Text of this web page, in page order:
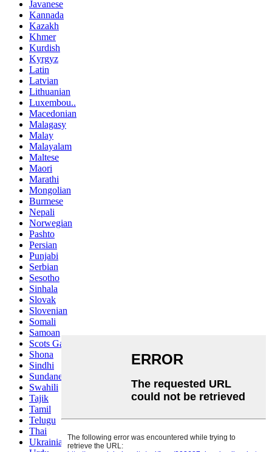
Javanese
Kannada
Kazakh
Khmer
Kurdish
Kyrgyz
Latin
Latvian
Lithuanian
Luxembou..
Macedonian
Malagasy
Malay
Malayalam
Maltese
Maori
Marathi
Mongolian
Burmese
Nepali
Norwegian
Pashto
Persian
Punjabi
Serbian
Sesotho
Sinhala
Slovak
Slovenian
Somali
Samoan
Scots Gaelic
Shona
Sindhi
Sundanese
Swahili
Tajik
Tamil
Telugu
Thai
Ukrainian